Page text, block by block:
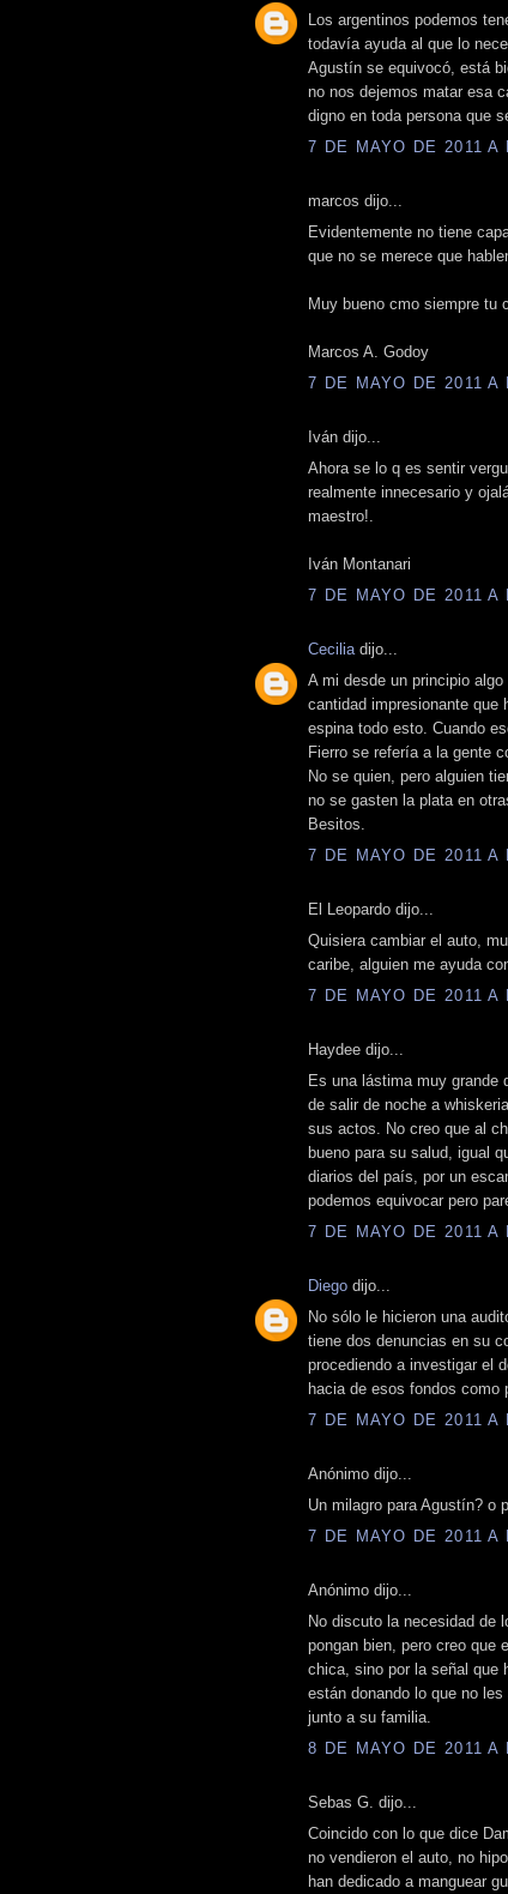
Los argentinos podemos
todavía ayuda al que lo
Agustín se equivocó, está
no nos dejemos matar esa
digno en toda persona que
7 DE MAYO DE 2011 A
marcos dijo...
Evidentemente no tiene
que no se merece que
Muy bueno cmo siempre tu
Marcos A. Godoy
7 DE MAYO DE 2011 A
Iván dijo...
Ahora se lo q es sentir
realmente innecesario y
maestro!.
Iván Montanari
7 DE MAYO DE 2011 A
Cecilia dijo...
A mi desde un principio
cantidad impresionante que
espina todo esto. Cuando
Fierro se refería a la gente
No se quien, pero alguien
no se gasten la plata en
Besitos.
7 DE MAYO DE 2011 A
El Leopardo dijo...
Quisiera cambiar el auto,
caribe, alguien me ayuda
7 DE MAYO DE 2011 A
Haydee dijo...
Es una lástima muy grande
de salir de noche a
sus actos. No creo que al
bueno para su salud, igual
diarios del país, por un
podemos equivocar pero
7 DE MAYO DE 2011 A
Diego dijo...
No sólo le hicieron una
tiene dos denuncias en su
procediendo a investigar el
hacia de esos fondos como
7 DE MAYO DE 2011 A
Anónimo dijo...
Un milagro para Agustín? o
7 DE MAYO DE 2011 A
Anónimo dijo...
No discuto la necesidad de
pongan bien, pero creo que
chica, sino por la señal que
están donando lo que no
junto a su familia.
8 DE MAYO DE 2011 A
Sebas G. dijo...
Coincido con lo que dice
no vendieron el auto, no
han dedicado a manguear